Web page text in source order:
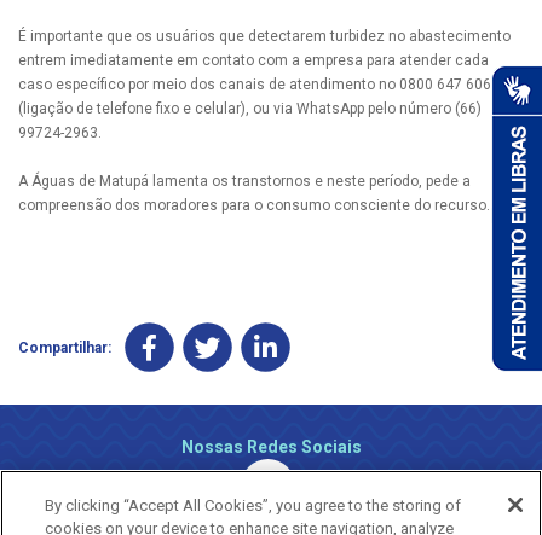
É importante que os usuários que detectarem turbidez no abastecimento
entrem imediatamente em contato com a empresa para atender cada
caso específico por meio dos canais de atendimento no 0800 647 6060
(ligação de telefone fixo e celular), ou via WhatsApp pelo número (66)
99724-2963.
A Águas de Matupá lamenta os transtornos e neste período, pede a
compreensão dos moradores para o consumo consciente do recurso.
Compartilhar:
Nossas Redes Sociais
By clicking “Accept All Cookies”, you agree to the storing of
cookies on your device to enhance site navigation, analyze